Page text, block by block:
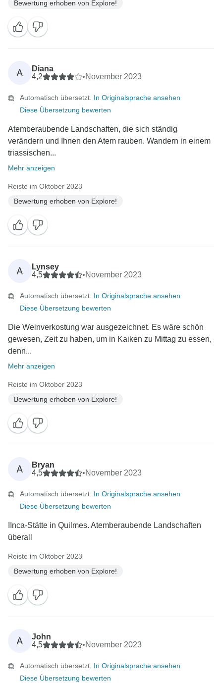
Bewertung erhoben von Explore!
A
Diana
4,2
•November 2023
Automatisch übersetzt. In Originalsprache ansehen
Diese Übersetzung bewerten
Atemberaubende Landschaften, die sich ständig
verändern und Ihnen den Atem rauben. Wandern in einem
triassischen...
Mehr anzeigen
Reiste im Oktober 2023
Bewertung erhoben von Explore!
A
Lynsey
4,5
•November 2023
Automatisch übersetzt. In Originalsprache ansehen
Diese Übersetzung bewerten
Die Weinverkostung war ausgezeichnet. Es wäre schön
gewesen, Zeit zu haben, um in Kaiken zu Mittag zu essen,
denn...
Mehr anzeigen
Reiste im Oktober 2023
Bewertung erhoben von Explore!
A
Bryan
4,5
•November 2023
Automatisch übersetzt. In Originalsprache ansehen
Diese Übersetzung bewerten
IInca-Stätte in Quilmes. Atemberaubende Landschaften
überall
Reiste im Oktober 2023
Bewertung erhoben von Explore!
A
John
4,5
•November 2023
Automatisch übersetzt. In Originalsprache ansehen
Diese Übersetzung bewerten